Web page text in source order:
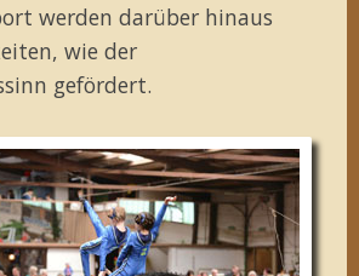
werden darüber hinaus
wie der
gefördert.